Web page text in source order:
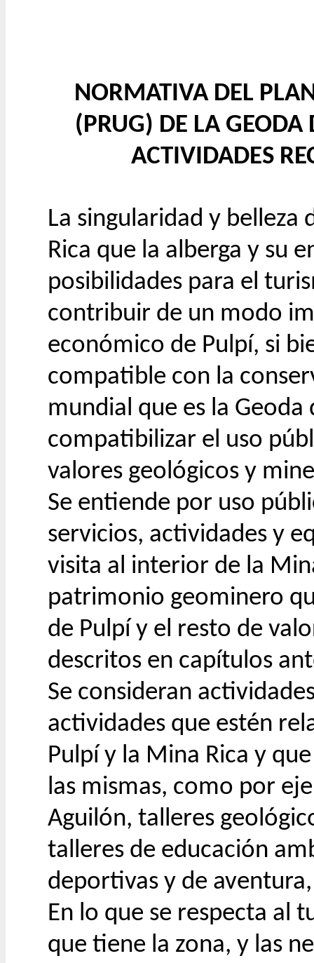
NORMATIVA DEL
(PRUG) DE LA
ACTIVIDADES
La singularidad y belleza
Rica que la alberga y su
posibilidades para el
contribuir de un modo
económico de Pulpí, si
compatible con la
mundial que es la
compatibilizar el uso
valores geológicos y
Se entiende por uso
servicios, actividades y
visita al interior de la
patrimonio geominero
de Pulpí y el resto de
descritos en capítulos
Se consideran
actividades que estén
Pulpí y la Mina Rica y
las mismas, como por
Aguilón, talleres
talleres de educación
deportivas y de
En lo que se respecta al
que tiene la zona, y las